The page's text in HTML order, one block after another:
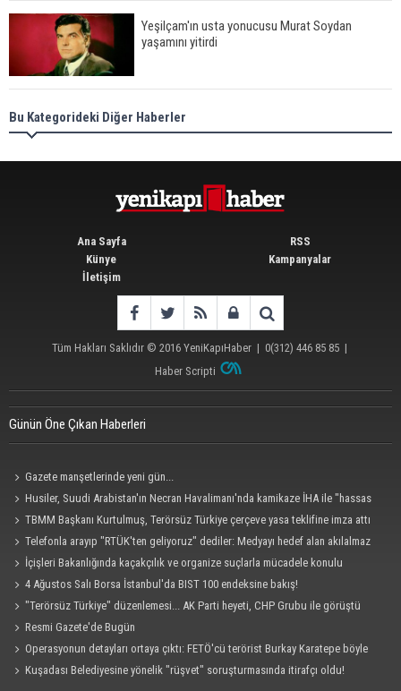
Yeşilçam'ın usta yonucusu Murat Soydan
yaşamını yitirdi
Meral Akşener ile Müsavat Dervişoğlu cenazede
görüntülendi
29 Mayıs okullar tatil mi?
Bilim kurgu gerçekleşiyor... Dondurulmuş
insanları hayata döndürecek keşif
Ünlü türkücü Mahmut Tuncer estetik operasyon
geçirdi: Son hali gündem oldu
Yerli turist 229,7 milyar lira seyahat harcaması
yaptı
Gazze'deki Sağlık Bakanlığı duyurdu: Vahşetin
pençesinde 2 salgın vaka tespit edildi
Bu Kategorideki Diğer Haberler
Ana Sayfa
Künye
İletişim
RSS
Kampanyalar
Tüm Hakları Saklıdır © 2016 YeniKapıHaber| 0(312) 446 85 85|
Haber Scripti
Günün Öne Çıkan Haberleri
Gazete manşetlerinde yeni gün...
Husiler, Suudi Arabistan'ın Necran Havalimanı'nda kamikaze İHA ile "hassas
bir hedefi" vurduklarını açıkladı
TBMM Başkanı Kurtulmuş, Terörsüz Türkiye çerçeve yasa teklifine imza attı
Telefonla arayıp "RTÜK'ten geliyoruz" dediler: Medyayı hedef alan akılalmaz
tuzak ifşa oldu
İçişleri Bakanlığında kaçakçılık ve organize suçlarla mücadele konulu
güvenlik toplantısı yapıldı
4 Ağustos Salı Borsa İstanbul'da BIST 100 endeksine bakış!
"Terörsüz Türkiye" düzenlemesi... AK Parti heyeti, CHP Grubu ile görüştü
Resmi Gazete'de Bugün
Operasyonun detayları ortaya çıktı: FETÖ'cü terörist Burkay Karatepe böyle
yakalandı!
Kuşadası Belediyesine yönelik "rüşvet" soruşturmasında itirafçı oldu!